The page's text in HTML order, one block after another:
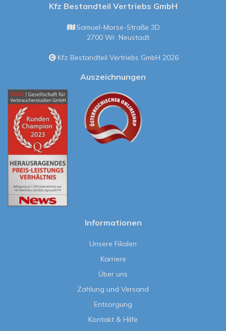
Reifen Profil
Kfz Bestandteil Vertriebs GmbH
Samuel-Morse-Straße 3D
2700 Wr. Neustadt
Kfz Bestandteil Vertriebs GmbH 2026
Auszeichnungen
Informationen
Unsere Filialen
Karriere
Über uns
Zahlung und Versand
Entsorgung
Kontakt & Hilfe